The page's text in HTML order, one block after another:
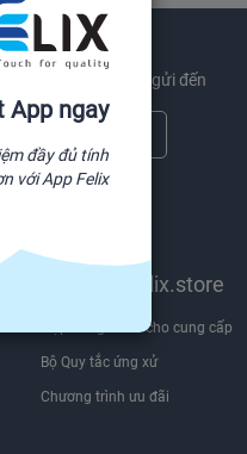
nghiệp tin tức gửi đến
bạn cho bên thứ ba.
Bán trên Felix.store
Hợp đồng dành cho cung cấp
Bộ Quy tắc ứng xử
Chương trình ưu đãi
App ngay
đầy đủ tính
với App Felix